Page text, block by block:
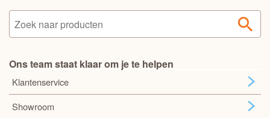
Ons team staat klaar om je te helpen
Klantenservice
Showroom